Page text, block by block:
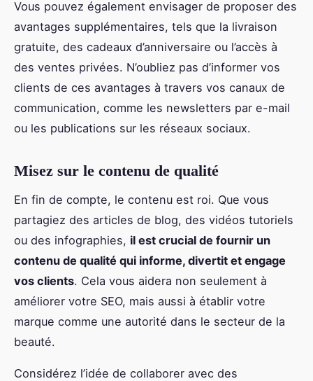
Vous pouvez également envisager de proposer des
avantages supplémentaires, tels que la livraison
gratuite, des cadeaux d’anniversaire ou l’accès à
des ventes privées. N’oubliez pas d’informer vos
clients de ces avantages à travers vos canaux de
communication, comme les newsletters par e-mail
ou les publications sur les réseaux sociaux.
Misez sur le contenu de qualité
En fin de compte, le contenu est roi. Que vous
partagiez des articles de blog, des vidéos tutoriels
ou des infographies, il est crucial de fournir un
contenu de qualité qui informe, divertit et engage
vos clients. Cela vous aidera non seulement à
améliorer votre SEO, mais aussi à établir votre
marque comme une autorité dans le secteur de la
beauté.
Considérez l’idée de collaborer avec des